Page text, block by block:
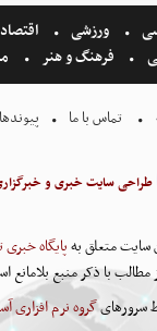
ورزشی
فرهنگ و هنر
تماس با ما پیوندها
طراحی سایت خبری و
متعلق بهپایگاه خبری
مطالب با ذکر منبع بلامانع
سرورهایگروه نرم افزاری